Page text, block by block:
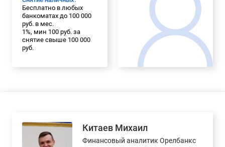
Бесплатно в любых
банкоматах до 100 000
руб. в мес.
1%, мин 100 руб. за
снятие свыше 100 000
руб.
Китаев Михаил
Финансовый аналитик Орелбанкс